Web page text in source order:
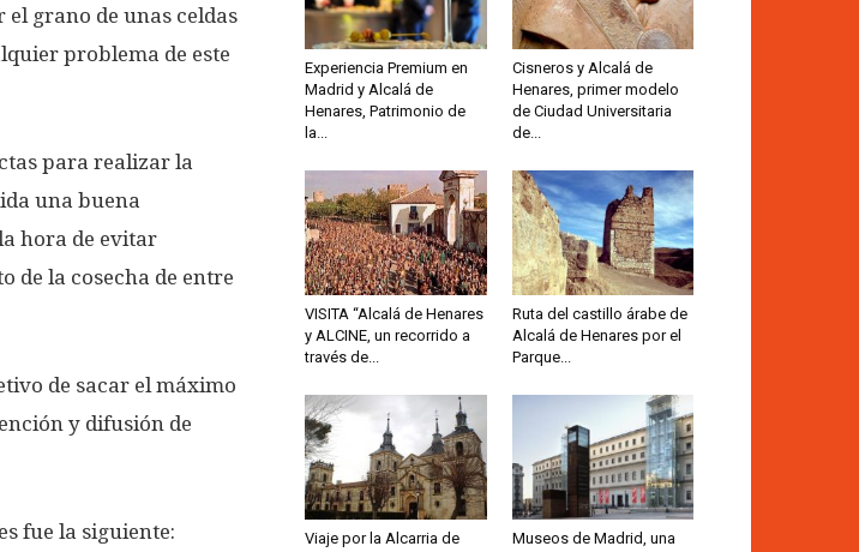
grano de unas celdas
problema de este
para realizar la
una buena
hora de evitar
de la cosecha de entre
de sacar el máximo
y difusión de
fue la siguiente:
Experiencia Premium en
Madrid y Alcalá de
Henares, Patrimonio de
la...
Cisneros y Alcalá de
Henares, primer modelo
de Ciudad Universitaria
de...
VISITA “Alcalá de Henares
y ALCINE, un recorrido a
través de...
Ruta del castillo árabe de
Alcalá de Henares por el
Parque...
Viaje por la Alcarria de
Museos de Madrid, una